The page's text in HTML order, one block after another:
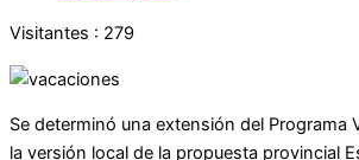
Visitantes : 279
Se determinó una extensión del Programa
la versión local de la propuesta provincial